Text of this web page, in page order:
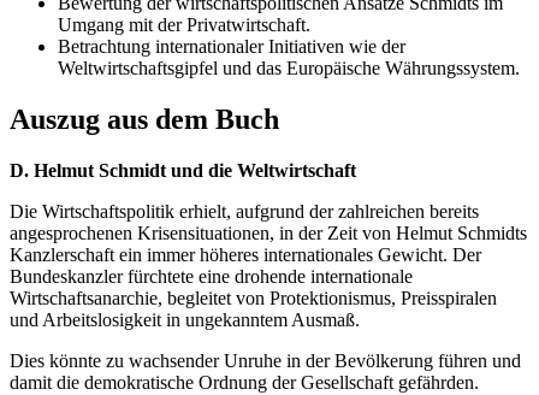
Umgang mit der Privatwirtschaft.
Betrachtung internationaler Initiativen wie der
Weltwirtschaftsgipfel und das Europäische Währungssystem.
Auszug aus dem Buch
D. Helmut Schmidt und die Weltwirtschaft
Die Wirtschaftspolitik erhielt, aufgrund der zahlreichen bereits
angesprochenen Krisensituationen, in der Zeit von Helmut Schmidts
Kanzlerschaft ein immer höheres internationales Gewicht. Der
Bundeskanzler fürchtete eine drohende internationale
Wirtschaftsanarchie, begleitet von Protektionismus, Preisspiralen
und Arbeitslosigkeit in ungekanntem Ausmaß.
Dies könnte zu wachsender Unruhe in der Bevölkerung führen und
damit die demokratische Ordnung der Gesellschaft gefährden.